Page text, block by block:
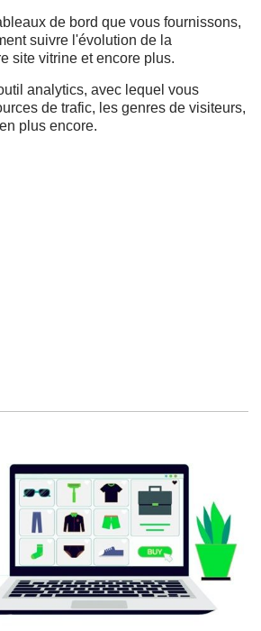
de bord que vous fournissons,
suivre l'évolution de la
site vitrine et encore plus.
analytics, avec lequel vous
de trafic, les genres de visiteurs,
plus encore.